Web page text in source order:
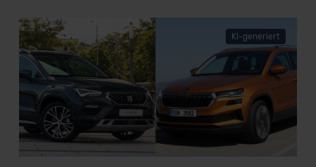
KI-generiert